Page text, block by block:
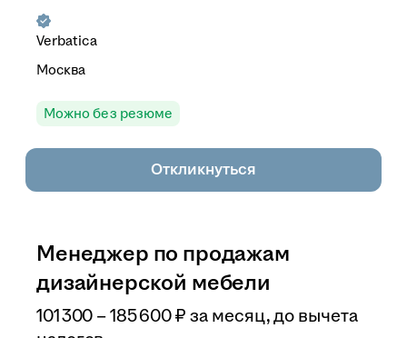
Verbatica
Москва
Можно без резюме
Откликнуться
Менеджер по продажам
дизайнерской мебели
101 300 –185 600₽ за месяц,до вычета